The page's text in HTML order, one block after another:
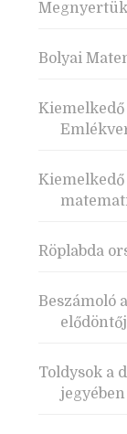
Bolyai
Röplabda
Beszámoló
Toldysok a
jegyében